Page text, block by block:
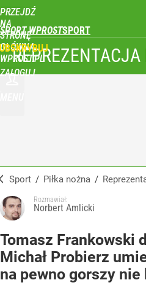
PRZEJDŹ
NA
STRONĘ
GŁÓWNĄ
WPROST.PL
SPORT WPROST
ZALOGUJ
REPREZENTACJA
Sport / Piłka nożna /
Rozmawiał:
Norbert Amlicki
Tomasz Frankowski
Michał Probierz
na pewno gorszy nie